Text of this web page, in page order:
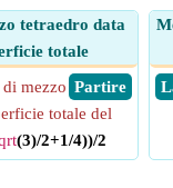
tetraedro data
totale
​ Partire
mezzo
totale del
(3)/2+1/4))/2